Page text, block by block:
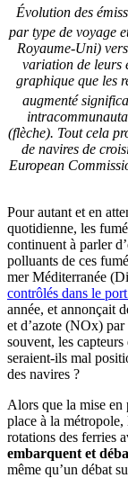
Évolution des
par type de voyage
Royaume-Uni)
variation de leurs
graphique que les
augmenté
(flèche). Tout cela
de navires de
European
Pour autant et en
quotidienne, les
continuent à parler
polluants de ces
mer Méditerranée
contrôlés dans le
année, et annonçait
et d’azote (NOx)
souvent, les
seraient-ils mal
des navires ?
Alors que la mise en
place à la métropole,
rotations des ferries
embarquent et
même qu’un débat